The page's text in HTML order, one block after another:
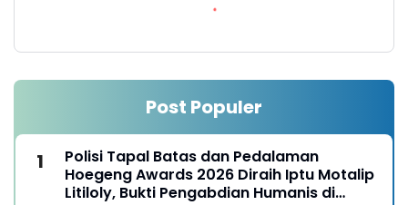
Post Populer
Polisi Tapal Batas dan Pedalaman
Hoegeng Awards 2026 Diraih Iptu Motalip
Litiloly, Bukti Pengabdian Humanis di